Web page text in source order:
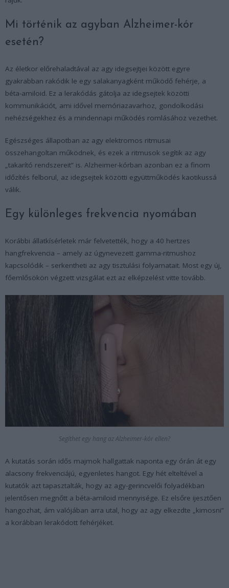
Mi történik az agyban Alzheimer-kór
esetén?
Az életkor előrehaladtával az agy idegsejtjei között egyre
gyakrabban rakódik le egy salakanyagként működő fehérje, a
béta-amiloid. Ez a lerakódás gátolja az idegsejtek közötti
kommunikációt, ami idővel memóriazavarhoz, gondolkodási
nehézségekhez és a mindennapi működés romlásához vezethet.
Egészséges állapotban az agy elektromos ritmusai
összehangoltan működnek, és ezek a ritmusok segítik az agy
„takarító rendszereit” is. Alzheimer-kórban azonban ez a finom
időzítés felborul, az idegsejtek közötti együttműködés kaotikussá
válik.
Egy különleges frekvencia nyomában
Korábbi állatkísérletek már felvetették, hogy a 40 hertzes
hangfrekvencia – amely az úgynevezett gamma-ritmushoz
kapcsolódik – serkentheti az agy tisztulási folyamatait. Most egy új,
főemlősökön végzett vizsgálat ezt az elképzelést vitte tovább.
Segíthet egy hang az Alzheimer-kór ellen?
A kutatás során idős majmok hallgattak naponta egy órán át egy
alacsony frekvenciájú, egyenletes hangot. Egy hét elteltével a
kutatók azt tapasztalták, hogy az agy-gerincvelői folyadékban
jelentősen megnőtt a béta-amiloid mennyisége. Ez elsőre ijesztően
hangozhat, ám valójában arra utal, hogy az agy elkezdte „kimosni”
a korábban lerakódott fehérjéket.